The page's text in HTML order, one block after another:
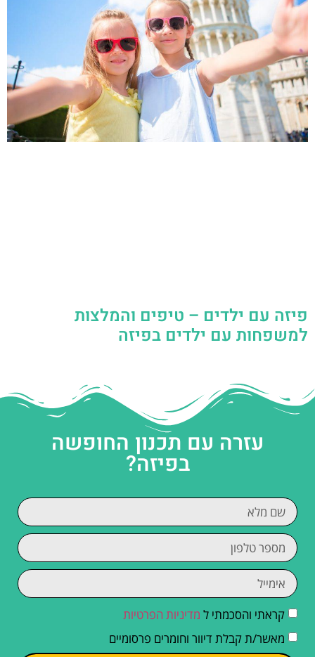
פיזה עם ילדים – טיפים והמלצות
למשפחות עם ילדים בפיזה
עזרה עם תכנון החופשה
בפיזה?
קראתי והסכמתי ל מדיניות הפרטיות
מאשר/ת קבלת דיוור וחומרים פרסומיים